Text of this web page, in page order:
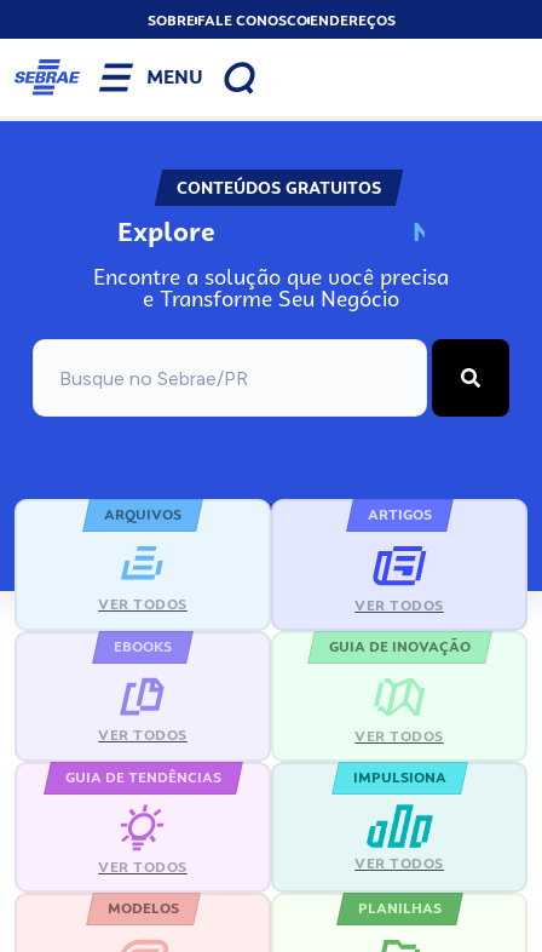
SOBREFALE CONOSCOENDEREÇOS
MENU
CONTEÚDOS GRATUITOS
Explore N
Encontre a solução que você precisa
e Transforme Seu Negócio
ARQUIVOS
VER TODOS
ARTIGOS
VER TODOS
EBOOKS
VER TODOS
GUIA DE INOVAÇÃO
VER TODOS
GUIA DE TENDÊNCIAS
VER TODOS
IMPULSIONA
VER TODOS
MODELOS PLANILHAS